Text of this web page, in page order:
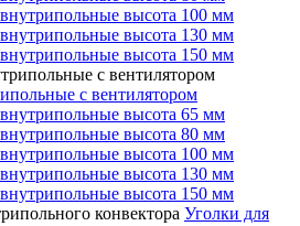
высота 100 мм
высота 130 мм
высота 150 мм
с вентилятором
высота 65 мм
высота 80 мм
высота 100 мм
высота 130 мм
высота 150 мм
Уголки для